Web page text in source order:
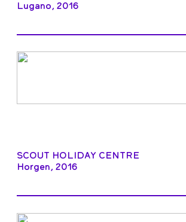
Lugano, 2016
SCOUT HOLIDAY CENTRE
Horgen, 2016